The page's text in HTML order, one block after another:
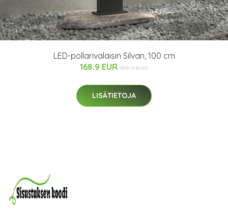
LED-pollarivalaisin Silvan, 100 cm
168.9 EUR 189.9 EUR
LISÄTIETOJA